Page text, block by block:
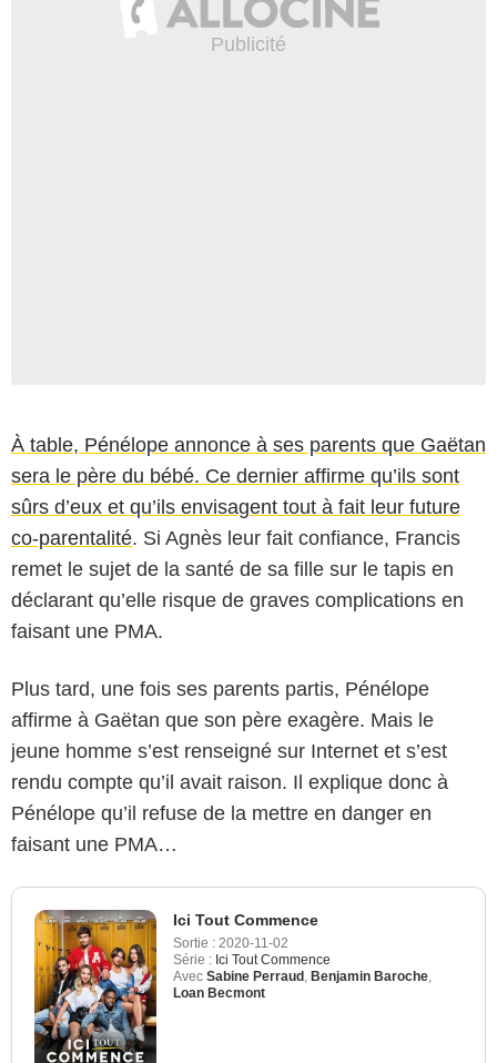
À table, Pénélope annonce à ses parents que Gaëtan
sera le père du bébé. Ce dernier affirme qu’ils sont
sûrs d’eux et qu’ils envisagent tout à fait leur future
co-parentalité. Si Agnès leur fait confiance, Francis
remet le sujet de la santé de sa fille sur le tapis en
déclarant qu’elle risque de graves complications en
faisant une PMA.
Plus tard, une fois ses parents partis, Pénélope
affirme à Gaëtan que son père exagère. Mais le
jeune homme s’est renseigné sur Internet et s’est
rendu compte qu’il avait raison. Il explique donc à
Pénélope qu’il refuse de la mettre en danger en
faisant une PMA…
Ici Tout Commence
Sortie : 2020-11-02
Série : Ici Tout Commence
Avec Sabine Perraud Benjamin Baroche
Loan Becmont